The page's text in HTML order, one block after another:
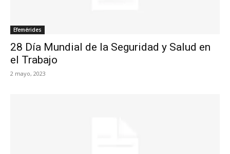
Efemérides
28 Día Mundial de la Seguridad y Salud en
el Trabajo
2 mayo, 2023